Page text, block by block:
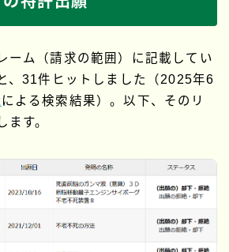
ーム（請求の範囲）に記載してい
、31件ヒットしました（2025年6
による検索結果）。以下、そのリ
ます。